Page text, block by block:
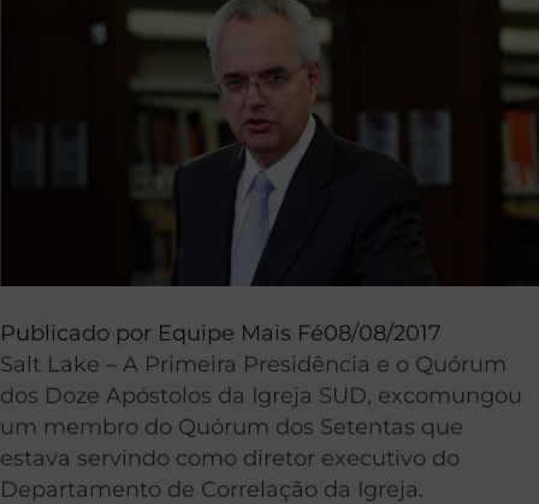
Publicado por Equipe Mais Fé08/08/2017
Salt Lake – A Primeira Presidência e o Quórum
dos Doze Apóstolos da Igreja SUD, excomungou
um membro do Quórum dos Setentas que
estava servindo como diretor executivo do
Departamento de Correlação da Igreja.